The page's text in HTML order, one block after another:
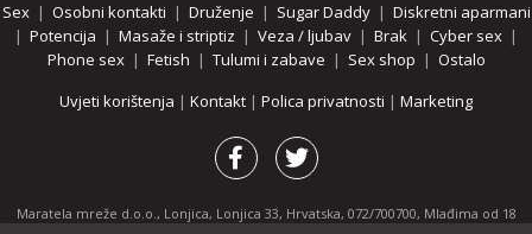
Sex| Osobni kontakti | Druženje | Sugar Daddy| Diskretni aparmani
| Potencija | Masaže i striptiz | Veza / ljubav | Brak | Cyber sex |
Phone sex| Fetish | Tulumi i zabave | Sex shop | Ostalo
Uvjeti korištenja | Kontakt | Polica privatnosti | Marketing
Maratela mreže d.o.o., Lonjica, Lonjica 33, Hrvatska, 072/700700, Mlađima od 18